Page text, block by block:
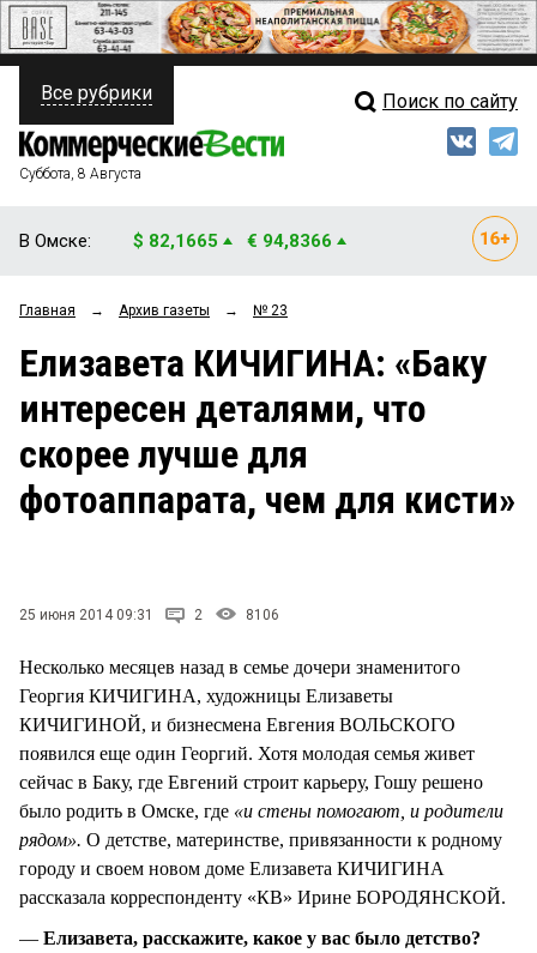
ПОЛИТИКА
ФИНАНСЫ
ОБЩЕСТВО
ЗАКОН
НОВОСТИ КОМПАНИЙ
Свежий выпуск
Рейтинги
Блоги
Все рубрики Поиск по сайту
Суббота, 8 Августа
В Омске: $ 82,1665 € 94,8366
Главная → Архив газеты → № 23
Елизавета КИЧИГИНА: «Баку
интересен деталями, что
скорее лучше для
фотоаппарата, чем для кисти»
25 июня 2014 09:31 2 8106
Несколько месяцев назад в семье дочери знаменитого
Георгия КИЧИГИНА, художницы Елизаветы
КИЧИГИНОЙ, и бизнесмена Евгения ВОЛЬСКОГО
появился еще один Георгий. Хотя молодая семья живет
сейчас в Баку, где Евгений строит карьеру, Гошу решено
было родить в Омске, где «и стены помогают, и родители
рядом». О детстве, материнстве, привязанности к родному
городу и своем новом доме Елизавета КИЧИГИНА
рассказала корреспонденту «КВ» Ирине БОРОДЯНСКОЙ.
— Елизавета, расскажите, какое у вас было детство?